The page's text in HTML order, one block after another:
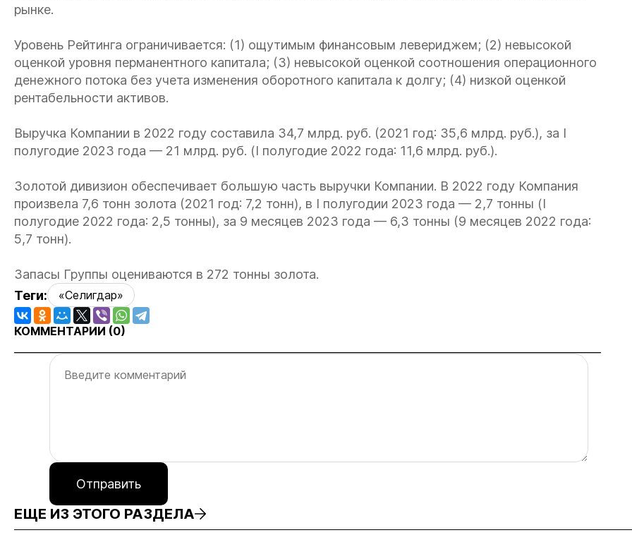
рынке.
Уровень Рейтинга ограничивается: (1) ощутимым финансовым левериджем; (2) невысокой
оценкой уровня перманентного капитала; (3) невысокой оценкой соотношения операционного
денежного потока без учета изменения оборотного капитала к долгу; (4) низкой оценкой
рентабельности активов.
Выручка Компании в 2022 году составила 34,7 млрд. руб. (2021 год: 35,6 млрд. руб.), за I
полугодие 2023 года — 21 млрд. руб. (I полугодие 2022 года: 11,6 млрд. руб.).
Золотой дивизион обеспечивает большую часть выручки Компании. В 2022 году Компания
произвела 7,6 тонн золота (2021 год: 7,2 тонн), в I полугодии 2023 года — 2,7 тонны (I
полугодие 2022 года: 2,5 тонны), за 9 месяцев 2023 года — 6,3 тонны (9 месяцев 2022 года:
5,7 тонн).
Запасы Группы оцениваются в 272 тонны золота.
Теги:
«Селигдар»
КОММЕНТАРИИ (0)
Отправить
ЕЩЕ ИЗ ЭТОГО РАЗДЕЛА